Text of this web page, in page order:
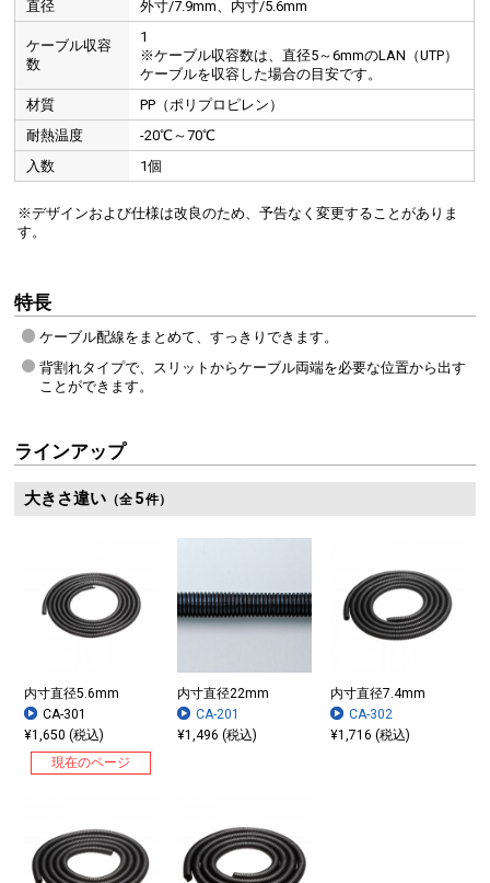
直径 外寸/7.9mm、内寸/5.6mm
ケーブル収容
数
1
※ケーブル収容数は、直径5～6mmのLAN（UTP）
ケーブルを収容した場合の目安です。
材質
PP（ポリプロピレン）
耐熱温度
-20℃～70℃
入数
1個
※デザインおよび仕様は改良のため、予告なく変更することがありま
す。
特長
ケーブル配線をまとめて、すっきりできます。
背割れタイプで、スリットからケーブル両端を必要な位置から出す
ことができます。
ラインアップ
大きさ違い（全 5件）
内寸直径5.6mm
CA-301
¥1,650 (税込)
現在のページ
内寸直径22mm
CA-201
¥1,496 (税込)
内寸直径7.4mm
CA-302
¥1,716 (税込)